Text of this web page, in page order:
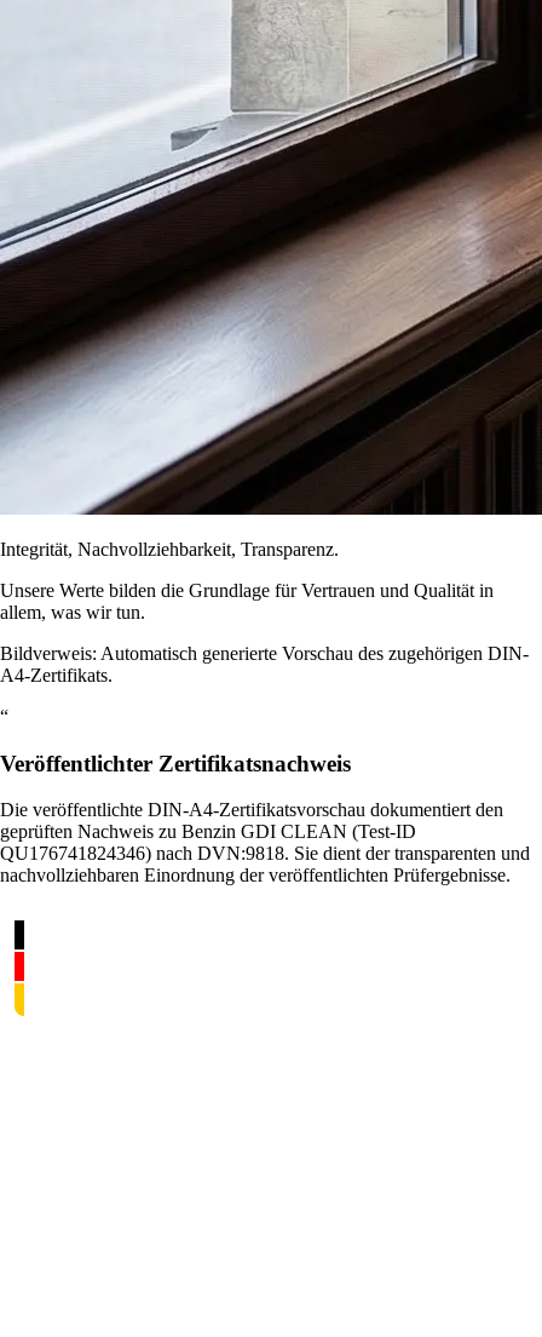
Integrität, Nachvollziehbarkeit, Transparenz.
Unsere Werte bilden die Grundlage für Vertrauen und Qualität in
allem, was wir tun.
Bildverweis: Automatisch generierte Vorschau des zugehörigen DIN-
A4-Zertifikats.
“
Veröffentlichter Zertifikatsnachweis
Die veröffentlichte DIN-A4-Zertifikatsvorschau dokumentiert den
geprüften Nachweis zu Benzin GDI CLEAN (Test-ID
QU176741824346) nach DVN:9818. Sie dient der transparenten und
nachvollziehbaren Einordnung der veröffentlichten Prüfergebnisse.